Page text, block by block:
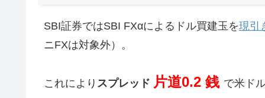
SBI証券ではSBI FXαによるドル買建玉を現引
ニFXは対象外）。
これにより スプレッド 片道0.2 銭 で米ド